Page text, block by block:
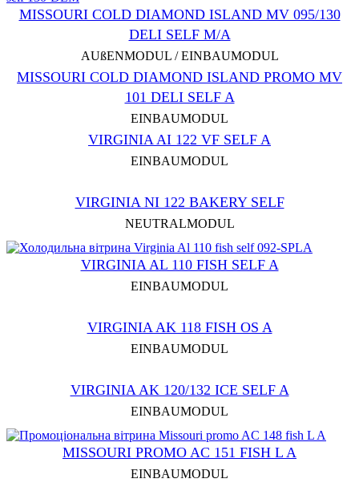
МISSOURI COLD DIAMOND ISLAND MV 095/130
DELI SELF M/A
AUßENMODUL / EINBAUMODUL
МISSOURI COLD DIAMOND ISLAND PROMO MV
101 DELI SELF A
EINBAUMODUL
VIRGINIA AI 122 VF SELF A
EINBAUMODUL
VIRGINIA NI 122 BAKERY SELF
NEUTRALMODUL
VIRGINIA AL 110 FISH SELF A
EINBAUMODUL
VIRGINIA AK 118 FISH OS A
EINBAUMODUL
VIRGINIA AK 120/132 ICE SELF A
EINBAUMODUL
MISSOURI PROMO AC 151 FISH L A
EINBAUMODUL